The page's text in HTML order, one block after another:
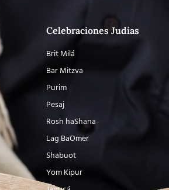
Celebraciones Judías
Brit Milá
Bar Mitzva
Purim
Pesaj
Rosh haShana
Lag BaOmer
Shabuot
Yom Kipur